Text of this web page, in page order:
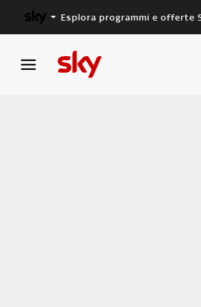
Esplora programmi e offerte